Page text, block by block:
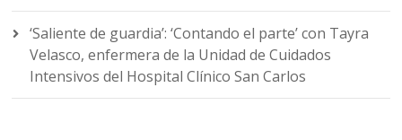
‘Saliente de guardia’: ‘Contando el parte’ con Tayra
Velasco, enfermera de la Unidad de Cuidados
Intensivos del Hospital Clínico San Carlos